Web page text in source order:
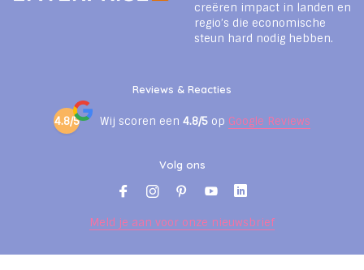
creëren impact in landen en
regio’s die economische
steun hard nodig hebben.
Reviews & Reacties
4.8/5 Wij scoren een 4.8/5 op Google Reviews
Volg ons
Meld je aan voor onze nieuwsbrief